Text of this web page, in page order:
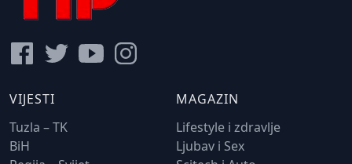
VIJESTI
Tuzla – TK
BiH
MAGAZIN
Lifestyle i zdravlje
Ljubav i Sex